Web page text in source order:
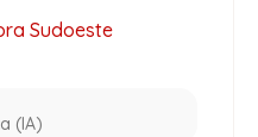
Sudoeste
(IA)